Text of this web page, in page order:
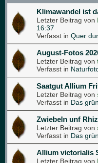
Klimawandel ist
Letzter Beitrag von
16:37
Verfasst in Quer
August-Fotos
Letzter Beitrag von
Verfasst in
Saatgut Allium
Letzter Beitrag von
Verfasst in Das
Zwiebeln unf
Letzter Beitrag von
Verfasst in Das
Allium victorialis
Letzter Beitrag von